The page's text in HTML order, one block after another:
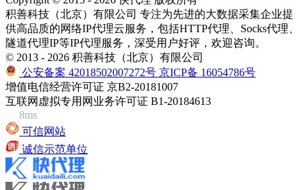
积善科技（北京）有限公司 专注为先进的大数据采集企业提
供高品质的网络IP代理云服务，包括HTTP代理、Socks代理、
隧道代理IP等IP代理服务，深受用户好评，欢迎咨询。
© 2013 - 2026 积善科技（北京）有限公司
公安备案 42018502007272号 京ICP备 16054786号
增值电信经营许可证 京B2-20181007
互联网虚拟专用网业务许可证 B1-20184613
8ms
可信网站
诚信示范单位